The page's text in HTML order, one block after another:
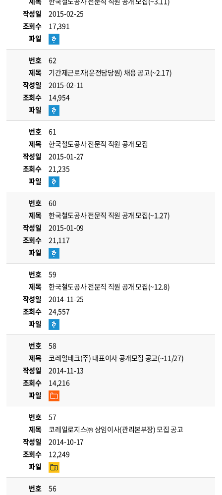
작성일
2015-02-25
조회수
17,391
파일
번호
62
제목
기간제근로자(운전담당원) 채용 공고(~2.17)
작성일
2015-02-11
조회수
14,954
파일
번호
61
제목
한국철도공사 전문직 직원 공개 모집
작성일
2015-01-27
조회수
21,235
파일
번호
60
제목
한국철도공사 전문직 직원 공개 모집(~1.27)
작성일
2015-01-09
조회수
21,117
파일
번호
59
제목
한국철도공사 전문직 직원 공개 모집(~12.8)
작성일
2014-11-25
조회수
24,557
파일
번호
58
제목
코레일테크(주) 대표이사 공개모집 공고(~11/27)
작성일
2014-11-13
조회수
14,216
파일
번호
57
제목
코레일로지스㈜ 상임이사(관리본부장) 모집 공고
작성일
2014-10-17
조회수
12,249
파일
번호
56